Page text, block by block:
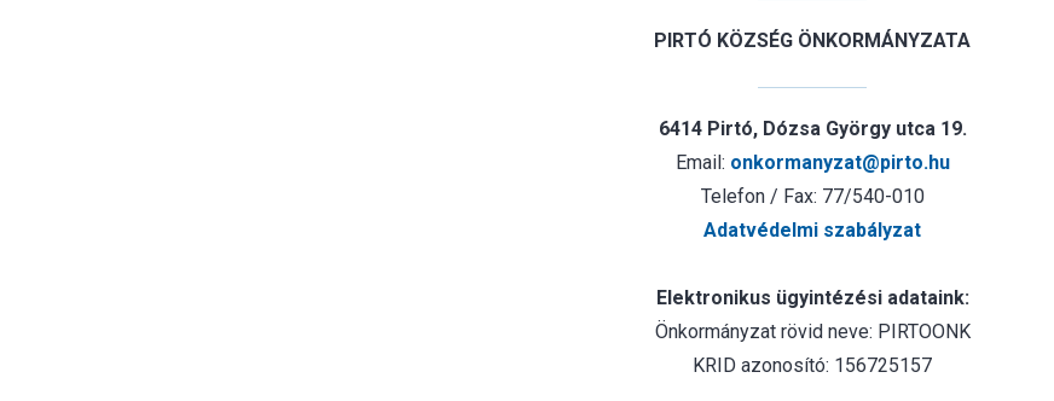
PIRTÓ KÖZSÉG ÖNKORMÁNYZATA
6414 Pirtó, Dózsa György utca 19.
Email: onkormanyzat@pirto.hu
Telefon / Fax: 77/540-010
Adatvédelmi szabályzat
Elektronikus ügyintézési adataink:
Önkormányzat rövid neve: PIRTOONK
KRID azonosító: 156725157